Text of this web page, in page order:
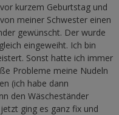
kurzem Geburtstag und
meiner Schwester einen
gewünscht. Der wurde
eingeweiht. Ich bin
Sonst hatte ich immer
Probleme meine Nudeln
(ich habe dann
den Wäscheständer
ging es ganz fix und